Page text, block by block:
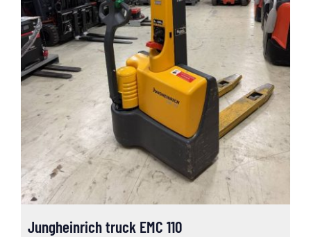
Jungheinrich truck EMC 110